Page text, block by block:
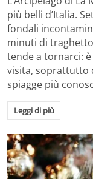
più belli d’Italia.
fondali
minuti di
tende a tornarci:
visita, soprattutto
spiagge più
Leggi di più